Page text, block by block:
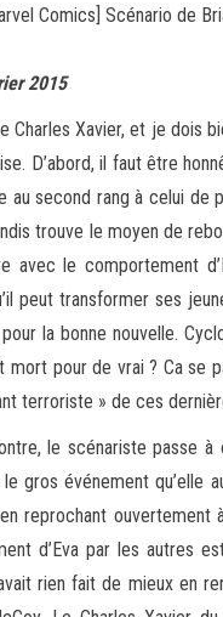
Comics] Scénario de
2015
Charles Xavier, et je
D’abord, il faut être
au second rang à celui
trouve le moyen de
avec le comportement
peut transformer ses
la bonne nouvelle.
mort pour de vrai ? Ca se
terroriste » de ces
le scénariste passe
gros événement qu’elle
reprochant
d’Eva par les autres
rien fait de mieux en